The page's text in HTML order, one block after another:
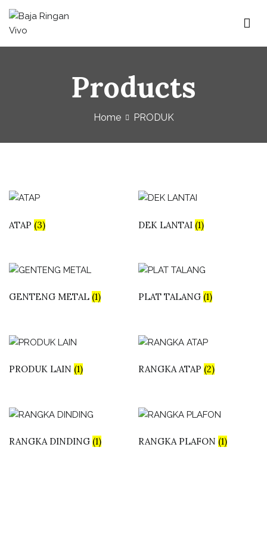
Baja Ringan Vivo
Website Baja Ringan Vivo
Products
Home PRODUK
ATAP (3) DEK LANTAI (1)
GENTENG METAL (1) PLAT TALANG (1)
PRODUK LAIN (1) RANGKA ATAP (2)
RANGKA DINDING (1) RANGKA PLAFON (1)